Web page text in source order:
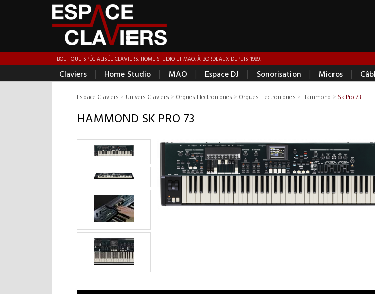
BOUTIQUE SPÉCIALISÉE CLAVIERS, HOME STUDIO ET MAO, À BORDEAUX DEPUIS 1989.
Claviers | Home Studio | MAO | Espace DJ | Sonorisation | Micros |
Espace Claviers > Univers Claviers > Orgues Electroniques > Orgues Electroniques > Hammond > Sk Pro 73
HAMMOND SK PRO 73